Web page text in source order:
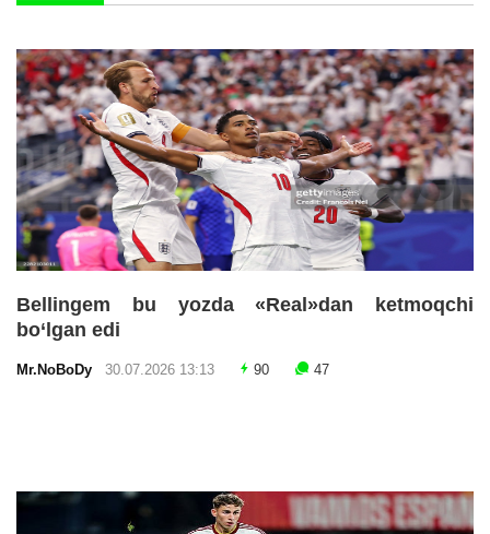
Bellingem bu yozda «Real»dan ketmoqchi
bo‘lgan edi
Mr.NoBoDy 30.07.2026 13:13 90 47